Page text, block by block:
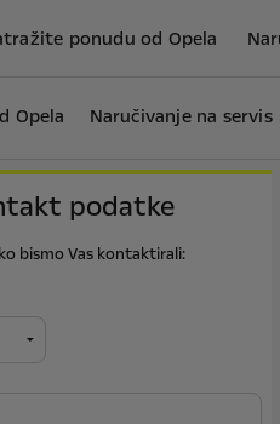
ponudu od Opela
Opela Naručivanje na servis
podatke
bismo Vas kontaktirali: